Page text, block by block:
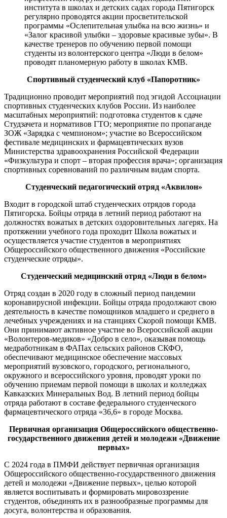
института в школах и детских садах города Пятигорск
регулярно проводятся акции просветительской
программы «Ослепительная улыбка на всю жизнь» и
«Залог красивой улыбки – здоровые красивые зубы». В
качестве тренеров по обучению первой помощи
студенты из волонтерского центра «Люди в белом»
проводят планомерную работу в школах КМВ.
Спортивный студенческий клуб «Папоротник»
Традиционно проводит мероприятий под эгидой Ассоциации
спортивных студенческих клубов России. Из наиболее
масштабных мероприятий: подготовка студентов к сдаче
Студзачета и нормативов ГТО; мероприятие по пропаганде
ЗОЖ «Зарядка с чемпионом»; участие во Всероссийском
фестивале медицинских и фармацевтических вузов
Министерства здравоохранения Российской Федерации
«Физкультура и спорт – вторая профессия врача»; организация
спортивных соревнований по различным видам спорта.
Студенческий педагогический отряд «Аквилон»
Входит в городской штаб студенческих отрядов города
Пятигорска. Бойцы отряда в летний период работают на
должностях вожатых в детских оздоровительных лагерях. На
протяжении учебного года проходит Школа вожатых и
осуществляется участие студентов в мероприятиях
Общероссийского общественного движения «Российские
студенческие отряды».
Студенческий медицинский отряд «Люди в белом»
Отряд создан в 2020 году в сложный период пандемии
коронавирусной инфекции. Бойцы отряда продолжают свою
деятельность в качестве помощников младшего и среднего в
лечебных учреждениях и на станциях Скорой помощи КМВ.
Они принимают активное участие во Всероссийской акции
«Волонтеров-медиков» «Добро в село», оказывая помощь
медработникам в ФАПах сельских районов СКФО,
обеспечивают медицинское обеспечение массовых
мероприятий вузовского, городского, регионального,
окружного и всероссийского уровня, проводят уроки по
обучению приемам первой помощи в школах и колледжах
Кавказских Минеральных Вод. В летний период бойцы
отряда работают в составе федерального студенческого
фармацевтического отряда «36,6» в городе Москва.
Первичная организация Общероссийского общественно-
государственного движения детей и молодежи «Движение
первых»
С 2024 года в ПМФИ действует первичная организация
Общероссийского общественно-государственного движения
детей и молодежи «Движение первых», целью которой
является воспитывать и формировать мировоззрение
студентов, объединять их в разнообразные программы для
досуга, волонтерства и образования.